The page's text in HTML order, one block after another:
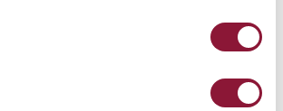
und Fragen
Produkt erhalten.